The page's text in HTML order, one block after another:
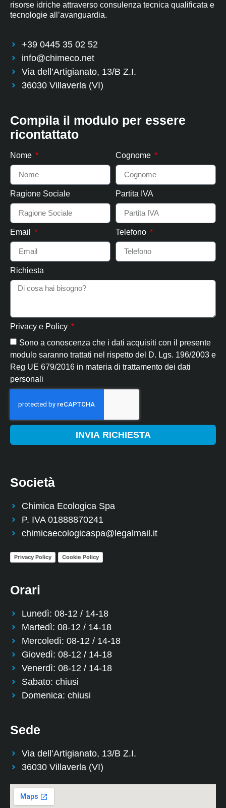
risorse idriche attraverso consulenza tecnica qualificata e
tecnologie all’avanguardia.
+39 0445 35 02 52
info@chimeco.net
Via dell’Artigianato, 13/B Z.I.
36030 Villaverla (VI)
Compila il modulo per essere
ricontattato
Nome Cognome
Ragione Sociale Partita IVA
Email Telefono
Richiesta
Privacy e Policy
Sono a conoscenza che i dati acquisiti con il presente
modulo saranno trattati nel rispetto del D. Lgs. 196/2003 e
Reg UE 679/2016 in materia di trattamento dei dati
personali
INVIA RICHIESTA
Società
Chimica Ecologica Spa
P. IVA 01888870241
chimicaecologicaspa@legalmail.it
Privacy Policy Cookie Policy
Orari
Lunedì: 08-12 / 14-18
Martedì: 08-12 / 14-18
Mercoledì: 08-12 / 14-18
Giovedì: 08-12 / 14-18
Venerdì: 08-12 / 14-18
Sabato: chiusi
Domenica: chiusi
Sede
Via dell’Artigianato, 13/B Z.I.
36030 Villaverla (VI)